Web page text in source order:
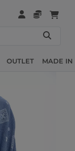
OUTLET MADE IN